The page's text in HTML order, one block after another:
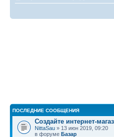
ПОСЛЕДНИЕ СООБЩЕНИЯ
Создайте интернет-
NittaSau » 13 июн 2019, 09:20
в форуме Базар